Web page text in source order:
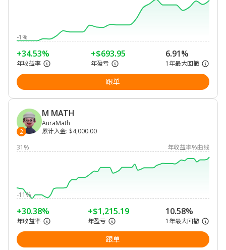
-1%
+34.53%
年收益率
+$693.95
年盈亏
6.91%
1年最大回撤
跟单
2
M MATH
AuraMath
累计入金: $4,000.00
31%
年收益率%曲线
-11%
+30.38%
年收益率
+$1,215.19
年盈亏
10.58%
1年最大回撤
跟单